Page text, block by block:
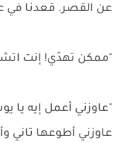
عن القصر. قعدنا في
"ممكن تهدّي! إنت
"عاوزني أعمل إيه يا
عاوزني أطوعها